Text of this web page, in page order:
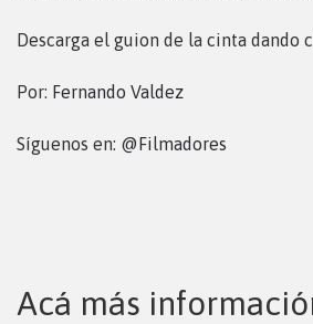
Descarga el guion de la cinta dando
Por: Fernando Valdez
Síguenos en: @Filmadores
Acá más